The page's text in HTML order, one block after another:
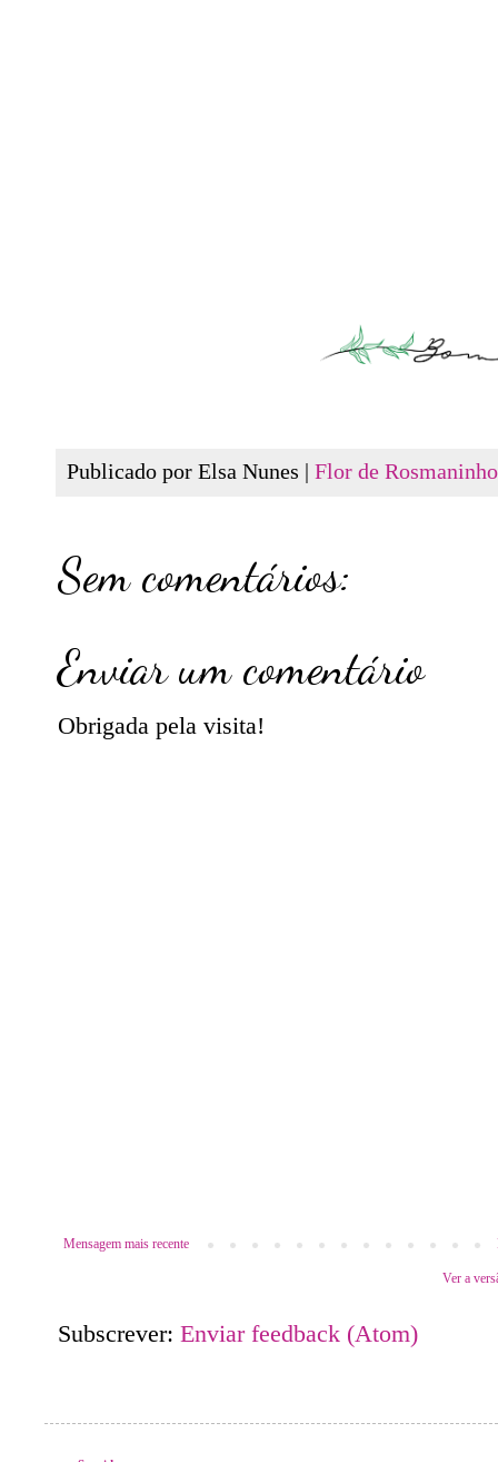
Publicado por Elsa Nunes | Flor de
Sem comentários:
Enviar um comentário
Obrigada pela visita!
Mensagem mais recente
Ver a
Subscrever: Enviar feedback (Atom)